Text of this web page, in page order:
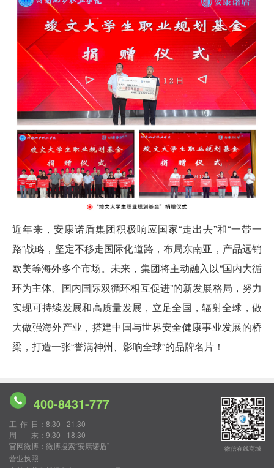
近年来，安康诺盾集团积极响应国家“走出去”和“一带一
路”战略，坚定不移走国际化道路，布局东南亚，产品远销
欧美等海外多个市场。未来，集团将主动融入以“国内大循
环为主体、国内国际双循环相互促进”的新发展格局，努力
实现可持续发展和高质量发展，立足全国，辐射全球，做
大做强海外产业，搭建中国与世界安全健康事业发展的桥
梁，打造一张“誉满神州、影响全球”的品牌名片！
400-8431-777
工作日 ：8:30 - 21:30
周末 ：9:30 - 18:30
官网微博 ：微博搜索“安康诺盾”
营业执照
微信在线商城